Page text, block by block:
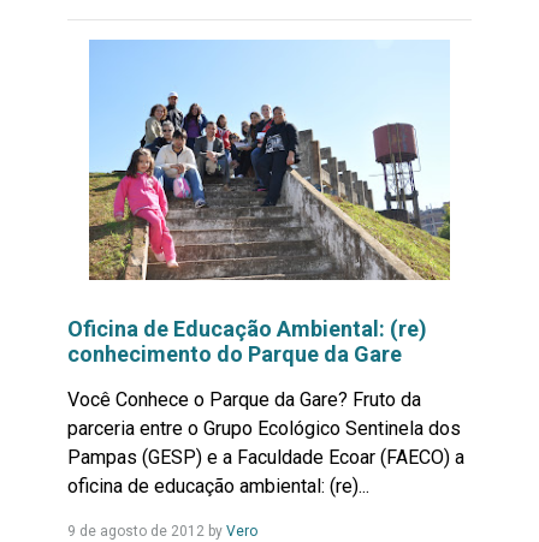
Oficina de Educação Ambiental: (re)
conhecimento do Parque da Gare
Você Conhece o Parque da Gare? Fruto da
parceria entre o Grupo Ecológico Sentinela dos
Pampas (GESP) e a Faculdade Ecoar (FAECO) a
oficina de educação ambiental: (re)...
9 de agosto de 2012by VeroLeia